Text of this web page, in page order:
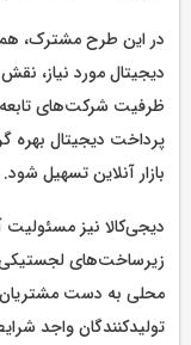
در این طرح مشترک،
دیجیتال مورد نیاز،
ظرفیت شرکت‌های تابعه
پرداخت دیجیتال بهره
بازار آنلاین تسهیل شود.
دیجی‌کالا نیز مسئولیت
زیرساخت‌های لجستیکی
محلی به دست
تولیدکنندگان واجد